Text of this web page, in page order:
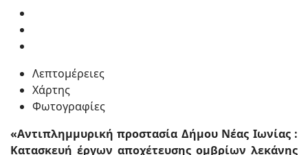
Λεπτομέρειες
Χάρτης
Φωτογραφίες
«Αντιπλημμυρική προστασία Δήμου Νέας Ιωνίας :
Κατασκευή έργων αποχέτευσης ομβρίων λεκάνης